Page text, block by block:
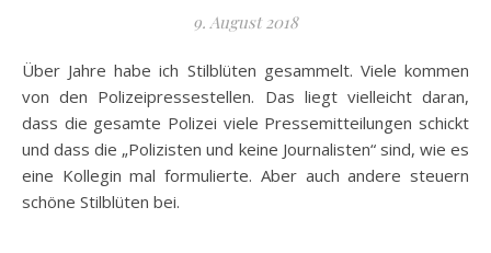
9. August 2018
Über Jahre habe ich Stilblüten gesammelt. Viele kommen
von den Polizeipressestellen. Das liegt vielleicht daran,
dass die gesamte Polizei viele Pressemitteilungen schickt
und dass die „Polizisten und keine Journalisten“ sind, wie es
eine Kollegin mal formulierte. Aber auch andere steuern
schöne Stilblüten bei.